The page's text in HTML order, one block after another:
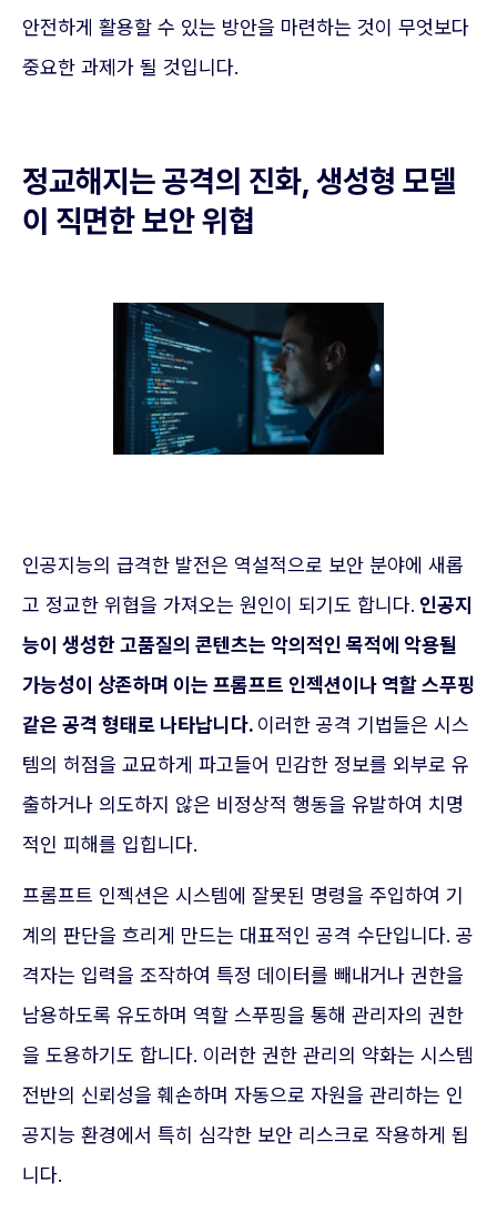
안전하게 활용할 수 있는 방안을 마련하는 것이 무엇보다
중요한 과제가 될 것입니다.
정교해지는 공격의 진화, 생성형 모델
이 직면한 보안 위협
인공지능의 급격한 발전은 역설적으로 보안 분야에 새롭
고 정교한 위협을 가져오는 원인이 되기도 합니다. 인공지
능이 생성한 고품질의 콘텐츠는 악의적인 목적에 악용될
가능성이 상존하며 이는 프롬프트 인젝션이나 역할 스푸핑
같은 공격 형태로 나타납니다. 이러한 공격 기법들은 시스
템의 허점을 교묘하게 파고들어 민감한 정보를 외부로 유
출하거나 의도하지 않은 비정상적 행동을 유발하여 치명
적인 피해를 입힙니다.
프롬프트 인젝션은 시스템에 잘못된 명령을 주입하여 기
계의 판단을 흐리게 만드는 대표적인 공격 수단입니다. 공
격자는 입력을 조작하여 특정 데이터를 빼내거나 권한을
남용하도록 유도하며 역할 스푸핑을 통해 관리자의 권한
을 도용하기도 합니다. 이러한 권한 관리의 약화는 시스템
전반의 신뢰성을 훼손하며 자동으로 자원을 관리하는 인
공지능 환경에서 특히 심각한 보안 리스크로 작용하게 됩
니다.